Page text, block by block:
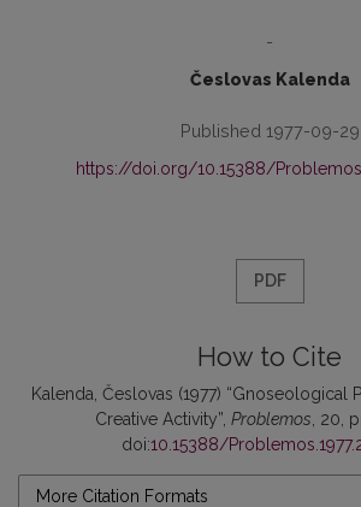
-
Česlovas Kalenda
Published 1977-09-29
https://doi.org/10.15388/
PDF
How to Cite
Kalenda, Česlovas (1977) “Gnoseological
Creative Activity”, Problemos , 20,
doi:10.15388/
More Citation Formats